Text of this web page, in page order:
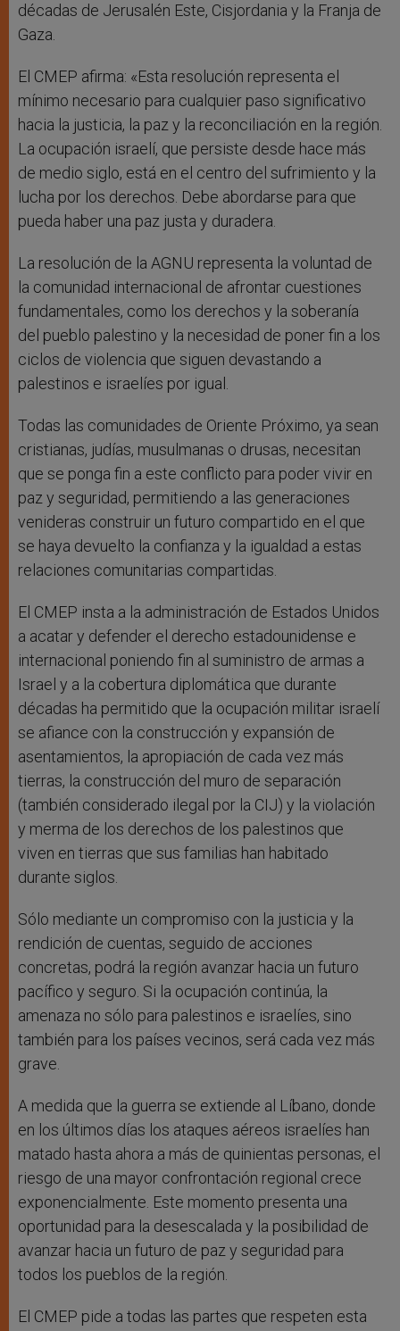
décadas de Jerusalén Este, Cisjordania y la Franja de
Gaza.
El CMEP afirma: «Esta resolución representa el
mínimo necesario para cualquier paso significativo
hacia la justicia, la paz y la reconciliación en la región.
La ocupación israelí, que persiste desde hace más
de medio siglo, está en el centro del sufrimiento y la
lucha por los derechos. Debe abordarse para que
pueda haber una paz justa y duradera.
La resolución de la AGNU representa la voluntad de
la comunidad internacional de afrontar cuestiones
fundamentales, como los derechos y la soberanía
del pueblo palestino y la necesidad de poner fin a los
ciclos de violencia que siguen devastando a
palestinos e israelíes por igual.
Todas las comunidades de Oriente Próximo, ya sean
cristianas, judías, musulmanas o drusas, necesitan
que se ponga fin a este conflicto para poder vivir en
paz y seguridad, permitiendo a las generaciones
venideras construir un futuro compartido en el que
se haya devuelto la confianza y la igualdad a estas
relaciones comunitarias compartidas.
El CMEP insta a la administración de Estados Unidos
a acatar y defender el derecho estadounidense e
internacional poniendo fin al suministro de armas a
Israel y a la cobertura diplomática que durante
décadas ha permitido que la ocupación militar israelí
se afiance con la construcción y expansión de
asentamientos, la apropiación de cada vez más
tierras, la construcción del muro de separación
(también considerado ilegal por la CIJ) y la violación
y merma de los derechos de los palestinos que
viven en tierras que sus familias han habitado
durante siglos.
Sólo mediante un compromiso con la justicia y la
rendición de cuentas, seguido de acciones
concretas, podrá la región avanzar hacia un futuro
pacífico y seguro. Si la ocupación continúa, la
amenaza no sólo para palestinos e israelíes, sino
también para los países vecinos, será cada vez más
grave.
A medida que la guerra se extiende al Líbano, donde
en los últimos días los ataques aéreos israelíes han
matado hasta ahora a más de quinientas personas, el
riesgo de una mayor confrontación regional crece
exponencialmente. Este momento presenta una
oportunidad para la desescalada y la posibilidad de
avanzar hacia un futuro de paz y seguridad para
todos los pueblos de la región.
El CMEP pide a todas las partes que respeten esta